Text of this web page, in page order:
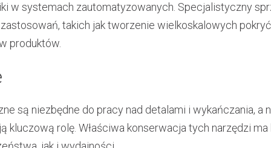
w systemach zautomatyzowanych. Specjalistyczny
takich jak tworzenie wielkoskalowych
produktów.
są niezbędne do pracy nad detalami i wykańczania, a
kluczową rolę. Właściwa konserwacja tych narzędzi